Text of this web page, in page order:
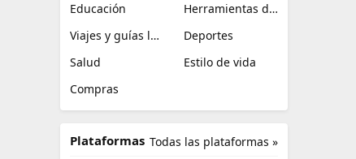
Educación
Herramientas de TI
Viajes y guías locales
Deportes
Salud
Estilo de vida
Compras
Todas las plataformas »
Plataformas